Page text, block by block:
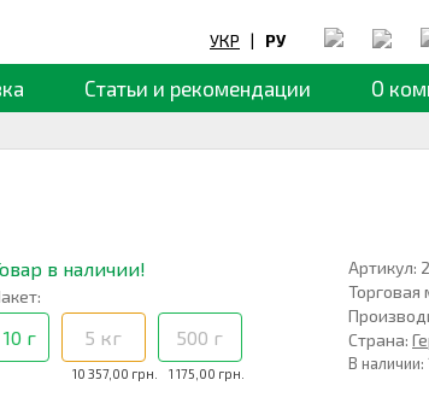
УКР | РУ
Статьи и рекомендации О
в наличии!
10 г
10 357,00 грн.
5 кг
1 175,00 грн.
500 г
Артикул:
Торговая
Страна:
В